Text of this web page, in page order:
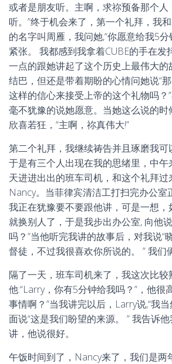
或者是朋友听。主啊，求祢预备那个
听。”终于机会来了，第一个礼拜，我
的名字叫周雁，我问她,“你愿意给我5
紧张。 我都感到我拿着CUBE的手在发
一点的跟她讲起了这个历史上最伟大的
结巴，但还是带着期盼的心情问她说“
这样的信心来接受上帝的这个礼物吗？
毫不犹豫的说她愿意。当她这么说的
欣喜若狂，“主啊，祢真伟大!”
第二个礼拜，我继续祷告并且琢磨我可
于是有三个人出现在我的思绪里，中
天进进出出的班车司机，和这个礼拜过
Nancy。当菲律宾清洁工打扫完办公室
我正在犹豫要不要跟他讲，可是一想
就换别人了，于是我步出办公室, 向他
吗？”当他听完我讲的故事后，对我说“
督徒，不过我很喜欢你所说的。 ” 我们
隔了一天，班车司机来了，我这次比较
他:“Larry，你有5分钟给我吗？”，他很
事情啊？”当我讲完以后，Larry说,“我
面说“这是我们盼望的来源。 ” 我告诉
讲，他说很好。
午饭时间到了，Nancy来了，我们是两